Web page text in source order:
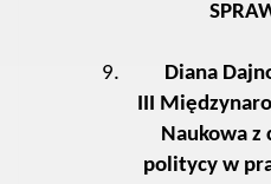
Diana
III
Naukowa z
politycy w